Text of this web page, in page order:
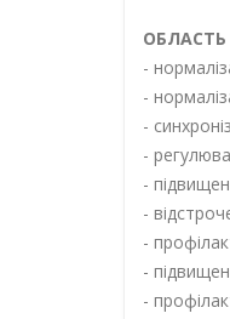
ОБЛАСТЬ
-
-
-
-
-
-
-
-
-